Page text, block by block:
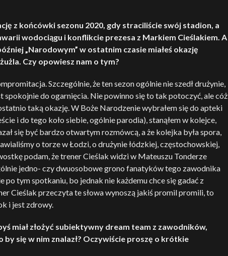
z końcówki sezonu 2020, gdy straciliście swój stadion, a
wodociągu i konflikcie prezesa z Markiem Cieślakiem. A
„Narodowym” w ostatnim czasie miałeś okazję
Czy opowiesz nam o tym?
Szczególnie, że ten sezon ogólnie nie szedł drużynie,
spokojnie do ogarnięcia. Nie powinno się to tak potoczyć, ale cóż
taką okazję. W Boże Narodzenie wybrałem się do apteki
i do tego koło siebie, ogólnie parodia), stanąłem w kolejce,
się być bardzo otwartym rozmówcą, a że kolejka była spora,
o torze w Łodzi, o drużynie łódzkiej, częstochowskiej,
podam, że trener Cieślak widzi w Mateuszu Tonderze
jedno- czy dwuosobowe grono fanatyków tego zawodnika
tym spotkaniu, bo jednak nie każdemu chce się gadać z
Cieślak przeczyta te słowa wynoszą jakiś promil promili, to
i jest zdrowy.
miał złożyć subiektywny dream team z zawodników,
się w nim znalazł? Oczywiście proszę o krótkie